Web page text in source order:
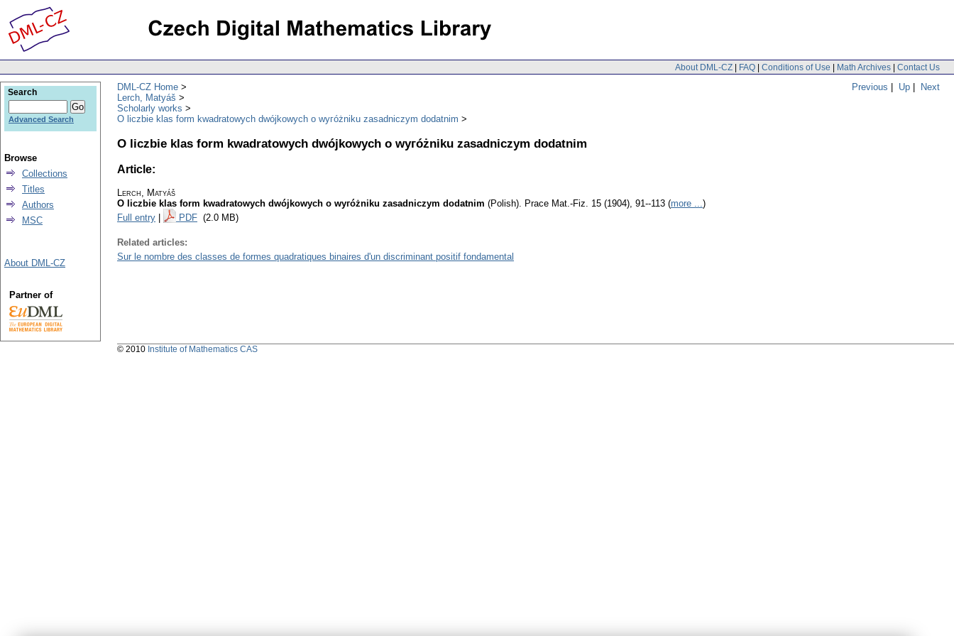
About DML-CZ | FAQ | Conditions of Use | Math Archives | Contact Us
Previous | Up | Next
DML-CZ Home
Lerch, Matyáš
Scholarly works
O liczbie klas form kwadratowych dwójkowych o wyгóżniku zasadniczym dodatnim
O liczbie klas form kwadratowych dwójkowych o wyгóżniku zasadniczym dodatnim
Article:
Lerch, Matyáš
O liczbie klas form kwadratowych dwójkowych o wyгóżniku zasadniczym dodatnim (Polish). Prace Mat.-Fiz. 15 (1904), 91--113 (more ...)
Full entry
PDF (2.0 MB)
Related articles:
Sur le nombre des classes de formes quadratiques binaires d'un discriminant positif fondamental
Search
Advanced Search
Browse
Collections
Titles
Authors
MSC
About DML-CZ
Partner of
© 2010 Institute of Mathematics CAS